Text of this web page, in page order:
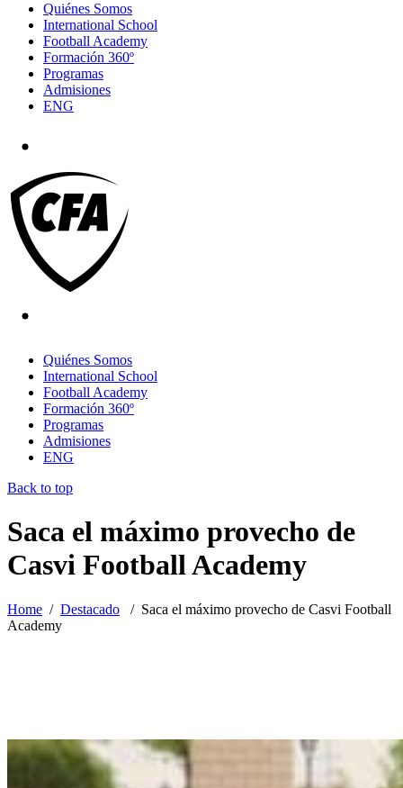
Quiénes Somos
International School
Football Academy
Formación 360º
Programas
Admisiones
ENG
Quiénes Somos
International School
Football Academy
Formación 360º
Programas
Admisiones
ENG
Back to top
Saca el máximo provecho de
Casvi Football Academy
Home / Destacado / Saca el máximo provecho de Casvi Football
Academy